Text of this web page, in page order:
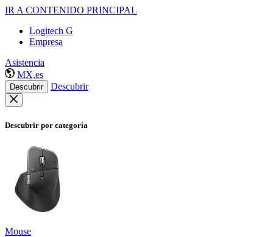
IR A CONTENIDO PRINCIPAL
Logitech G
Empresa
Asistencia
MX,es
Descubrir Descubrir
Descubrir por categoría
Mouse